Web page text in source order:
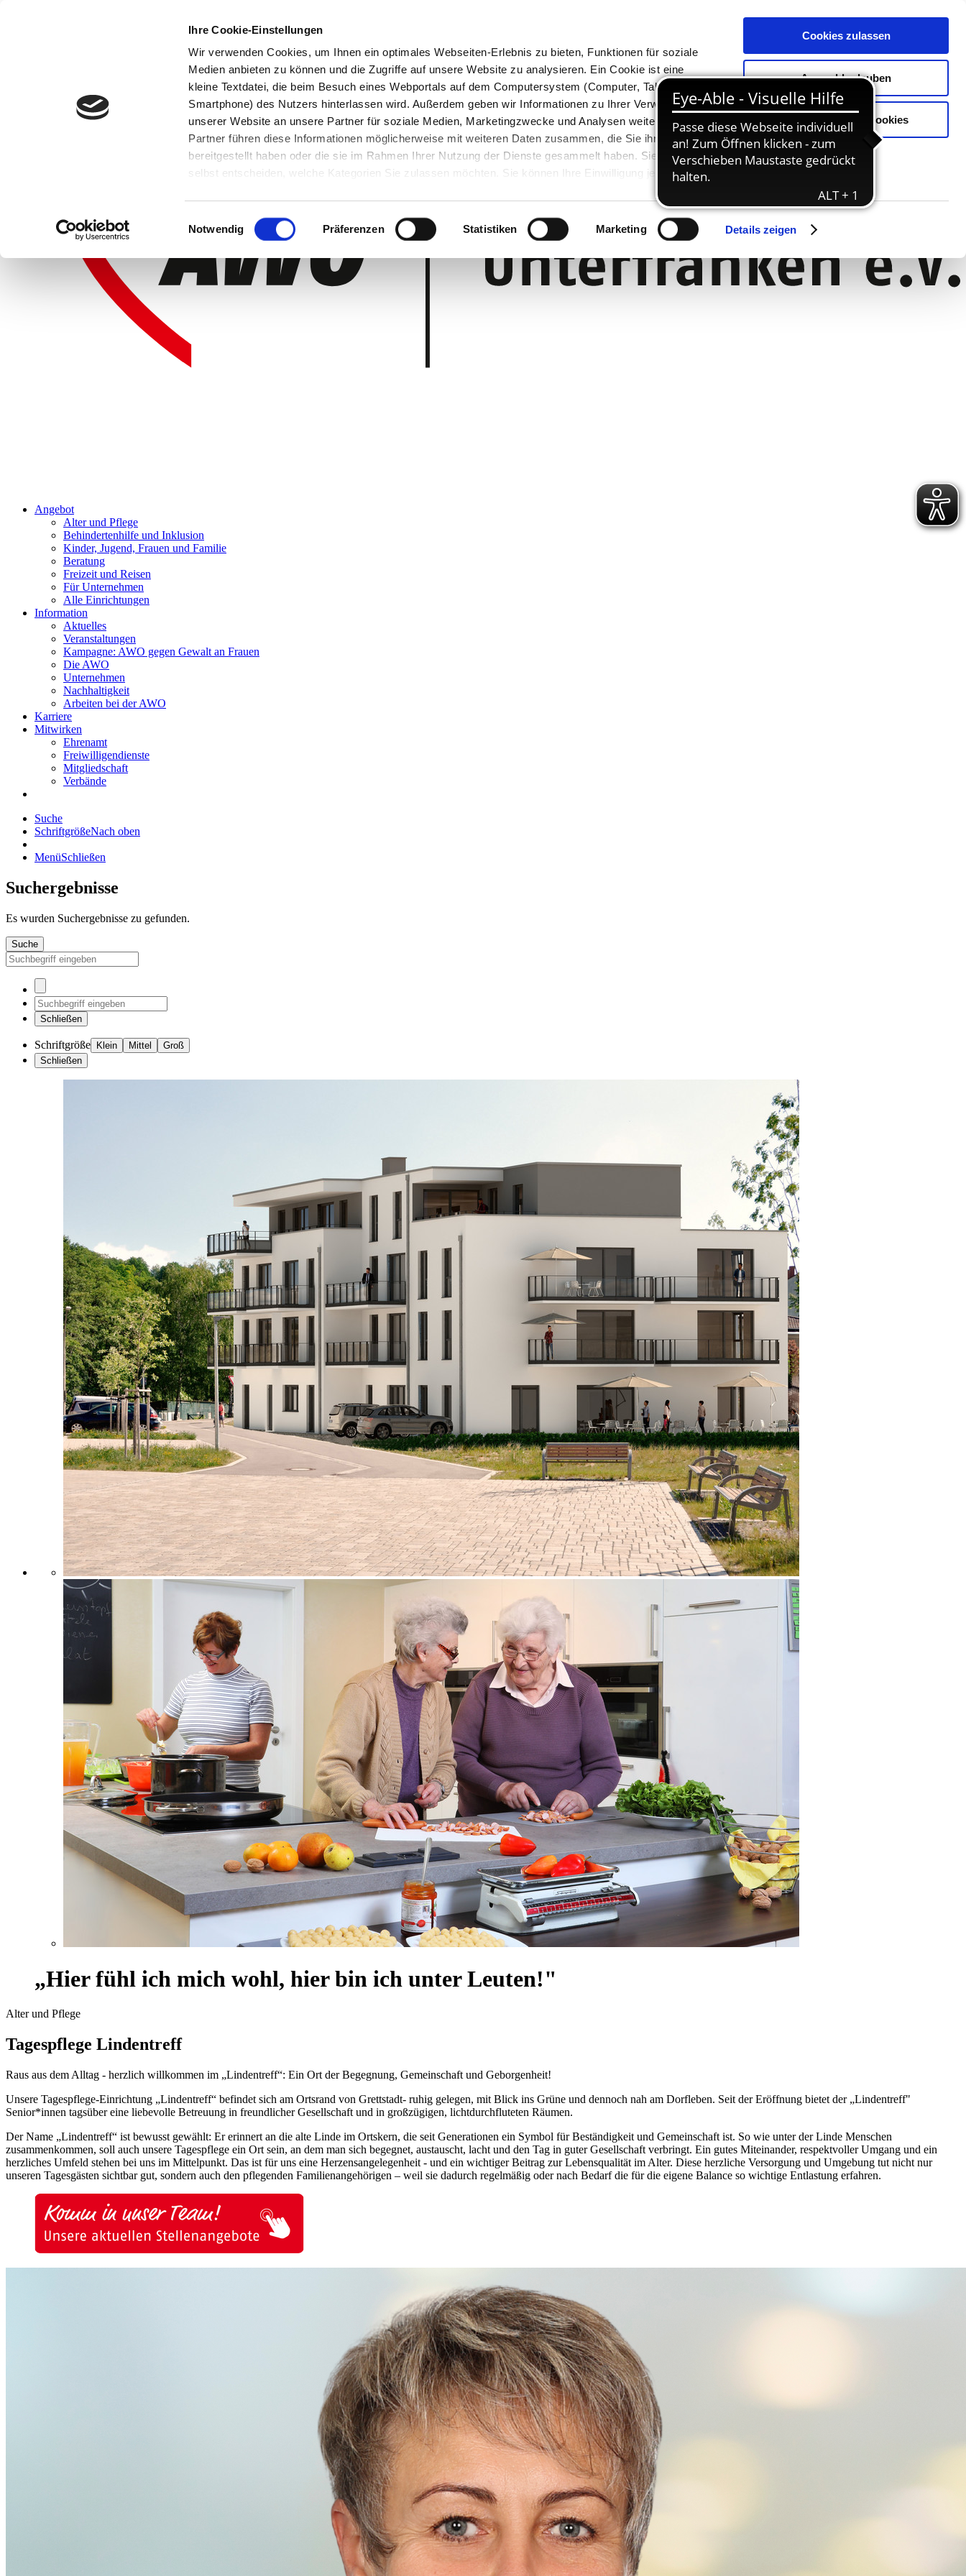
Ihre Cookie-Einstellungen
Wir verwenden Cookies, um Ihnen ein optimales Webseiten-Erlebnis zu bieten, Funktionen für soziale
Medien anbieten zu können und die Zugriffe auf unsere Website zu analysieren. Ein Cookie ist eine
kleine Textdatei, die beim Besuch eines Webportals auf dem Computersystem (Computer, Tablet oder
Smartphone) des Nutzers hinterlassen wird. Außerdem geben wir Informationen zu Ihrer Verwendung
unserer Website an unsere Partner für soziale Medien, Marketingzwecke und Analysen weiter. Unsere
Partner führen diese Informationen möglicherweise mit weiteren Daten zusammen, die Sie ihnen
bereitgestellt haben oder die sie im Rahmen Ihrer Nutzung der Dienste gesammelt haben. Sie können
selbst entscheiden, welche Kategorien Sie zulassen möchten. Sie können Ihre Einwilligung jederzeit
Einwilligungsauswahl
Notwendig Präferenzen Statistiken Marketing Details zeigen
Cookies zulassen
Auswahl erlauben
Nur notwendige Cookies
Angebot
Alter und Pflege
Behindertenhilfe und Inklusion
Kinder, Jugend, Frauen und Familie
Beratung
Freizeit und Reisen
Für Unternehmen
Alle Einrichtungen
Information
Aktuelles
Veranstaltungen
Kampagne: AWO gegen Gewalt an Frauen
Die AWO
Unternehmen
Nachhaltigkeit
Arbeiten bei der AWO
Karriere
Mitwirken
Ehrenamt
Freiwilligendienste
Mitgliedschaft
Verbände
Suche
SchriftgrößeNach oben
MenüSchließen
Suchergebnisse
Es wurden Suchergebnisse zu gefunden.
Suche
Schließen
Schriftgröße Klein Mittel
Groß
Schließen
„Hier fühl ich mich wohl, hier bin ich unter Leuten!"
Alter und Pflege
Tagespflege Lindentreff
Raus aus dem Alltag - herzlich willkommen im „Lindentreff“: Ein Ort der Begegnung, Gemeinschaft und Geborgenheit!
Unsere Tagespflege-Einrichtung „Lindentreff“ befindet sich am Ortsrand von Grettstadt- ruhig gelegen, mit Blick ins Grüne und dennoch nah am Dorfleben. Seit der Eröffnung bietet der „Lindentreff"
Senior*innen tagsüber eine liebevolle Betreuung in freundlicher Gesellschaft und in großzügigen, lichtdurchfluteten Räumen.
Der Name „Lindentreff“ ist bewusst gewählt: Er erinnert an die alte Linde im Ortskern, die seit Generationen ein Symbol für Beständigkeit und Gemeinschaft ist. So wie unter der Linde Menschen
zusammenkommen, soll auch unsere Tagespflege ein Ort sein, an dem man sich begegnet, austauscht, lacht und den Tag in guter Gesellschaft verbringt. Ein gutes Miteinander, respektvoller Umgang und ein
herzliches Umfeld stehen bei uns im Mittelpunkt. Das ist für uns eine Herzensangelegenheit - und ein wichtiger Beitrag zur Lebensqualität im Alter. Diese herzliche Versorgung und Umgebung tut nicht nur
unseren Tagesgästen sichtbar gut, sondern auch den pflegenden Familienangehörigen – weil sie dadurch regelmäßig oder nach Bedarf die für die eigene Balance so wichtige Entlastung erfahren.